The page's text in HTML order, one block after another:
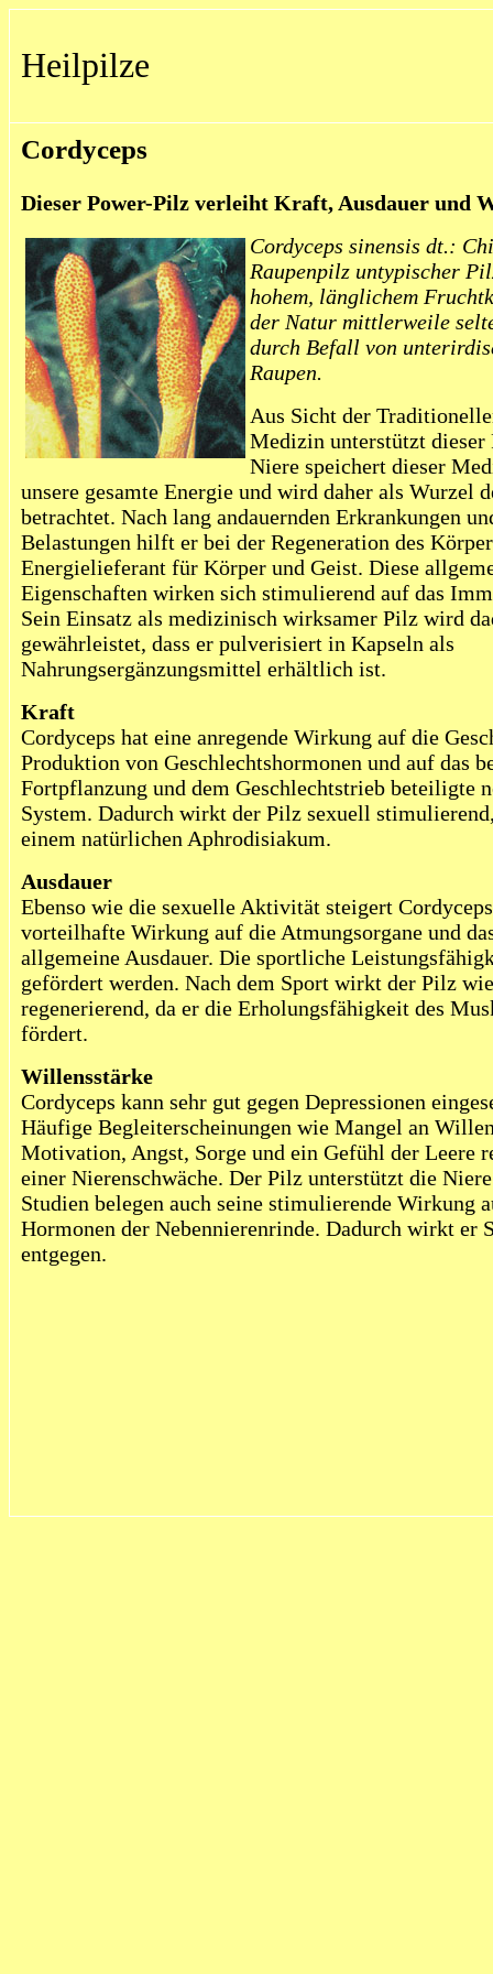
Heilpilze
Cordyceps
Dieser Power-Pilz verleiht Kraft, Ausdauer und
Cordyceps sinensis dt.:
Raupenpilz untypischer
hohem, länglichem
der Natur mittlerweile
durch Befall von
Raupen.
Aus Sicht der
Medizin unterstützt
Niere speichert dieser
unsere gesamte Energie und wird daher als Wurzel
betrachtet. Nach lang andauernden Erkrankungen
Belastungen hilft er bei der Regeneration des
Energielieferant für Körper und Geist. Diese
Eigenschaften wirken sich stimulierend auf das
Sein Einsatz als medizinisch wirksamer Pilz wird
gewährleistet, dass er pulverisiert in Kapseln als
Nahrungsergänzungsmittel erhältlich ist.
Kraft
Cordyceps hat eine anregende Wirkung auf die
Produktion von Geschlechtshormonen und auf das
Fortpflanzung und dem Geschlechtstrieb beteiligte
System. Dadurch wirkt der Pilz sexuell
einem natürlichen Aphrodisiakum.
Ausdauer
Ebenso wie die sexuelle Aktivität steigert
vorteilhafte Wirkung auf die Atmungsorgane und
allgemeine Ausdauer. Die sportliche
gefördert werden. Nach dem Sport wirkt der Pilz
regenerierend, da er die Erholungsfähigkeit des
fördert.
Willensstärke
Cordyceps kann sehr gut gegen Depressionen
Häufige Begleiterscheinungen wie Mangel an
Motivation, Angst, Sorge und ein Gefühl der Leere
einer Nierenschwäche. Der Pilz unterstützt die
Studien belegen auch seine stimulierende Wirkung
Hormonen der Nebennierenrinde. Dadurch wirkt er
entgegen.